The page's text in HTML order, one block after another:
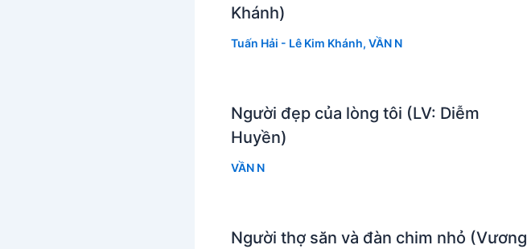
Khánh)
Tuấn Hải - Lê Kim Khánh, VẦN N
Người đẹp của lòng tôi (LV: Diễm
Huyền)
VẦN N
Người thợ săn và đàn chim nhỏ (Vương